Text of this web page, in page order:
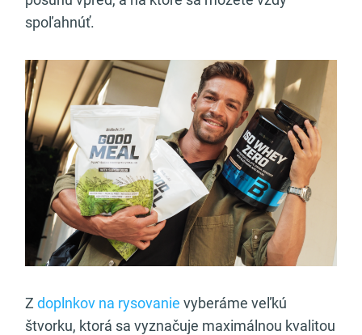
spoľahnúť.
Z doplnkov na rysovanie vyberáme veľkú
štvorku, ktorá sa vyznačuje maximálnou kvalitou